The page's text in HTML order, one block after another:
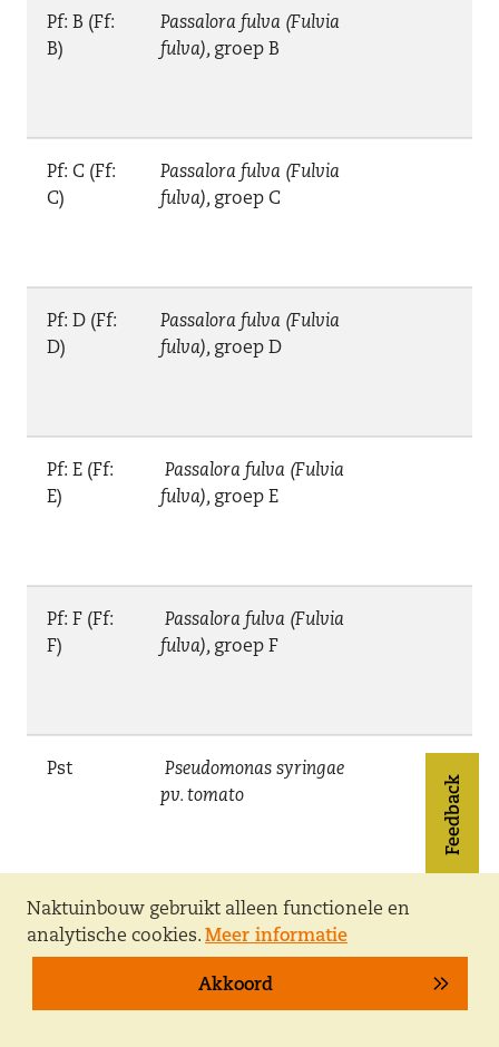
Feedback
Pf: B (Ff:
B)
Passalora fulva (Fulvia
fulva), groep B
Pf: C (Ff:
C)
Passalora fulva (Fulvia
fulva), groep C
Pf: D (Ff:
D)
Passalora fulva (Fulvia
fulva), groep D
Pf: E (Ff:
E)
Passalora fulva (Fulvia
fulva), groep E
Pf: F (Ff:
F)
Passalora fulva (Fulvia
fulva), groep F
Pst
Pseudomonas syringae
pv. tomato
Ss Stemphylium solani
Tobacco mosaic virus,
pathotype 0,stam 0
Tm2, Tm2
Naktuinbouw gebruikt alleen functionele en
analytische cookies. Meer informatie
Akkoord